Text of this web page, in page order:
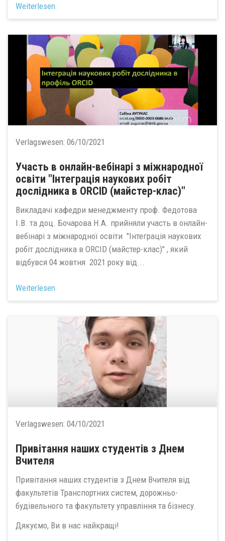
Weiterlesen
Verlagswesen: 06/10/2021
Участь в онлайн-вебінарі з міжнародної
освіти "Інтеграція‌ ‌наукових‌ ‌робіт‌
‌дослідника‌ ‌в‌ ‌ORCID‌ ‌(майстер-клас)‌"
Викладачі кафедри менеджменту проф. Федотова
І.В. та доц. Бочарова Н.А. прийняли участь в онлайн-
вебінарі з міжнародної освіти "Інтеграція‌ ‌наукових‌
‌робіт‌ ‌дослідника‌ ‌в‌ ‌ORCID‌ ‌(майстер-клас)‌" , який
відбувся 04 жовтня 2021 року від...
Weiterlesen
Verlagswesen: 04/10/2021
Привітання наших студентів з Днем
Вчителя
Привітання наших студентів з Днем Вчителя від
факультетів Транспортних систем, дорожньо-
будівельного та факультету управління та бізнесу.
Дякуємо, Ви в нас найкращі!